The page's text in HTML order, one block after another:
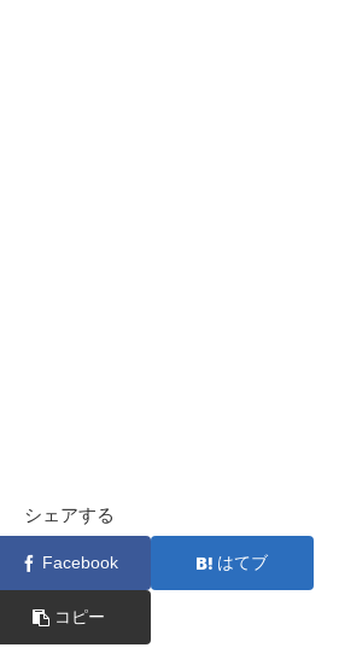
シェアする
Facebook はてブ
コピー